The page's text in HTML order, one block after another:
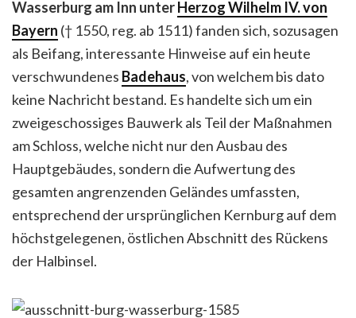
Wasserburg am Inn unterHerzog Wilhelm IV. von
Bayern († 1550, reg. ab 1511) fanden sich, sozusagen
als Beifang, interessante Hinweise auf ein heute
verschwundenes Badehaus, von welchem bis dato
keine Nachricht bestand. Es handelte sich um ein
zweigeschossiges Bauwerk als Teil der Maßnahmen
am Schloss, welche nicht nur den Ausbau des
Hauptgebäudes, sondern die Aufwertung des
gesamten angrenzenden Geländes umfassten,
entsprechend der ursprünglichen Kernburg auf dem
höchstgelegenen, östlichen Abschnitt des Rückens
der Halbinsel.